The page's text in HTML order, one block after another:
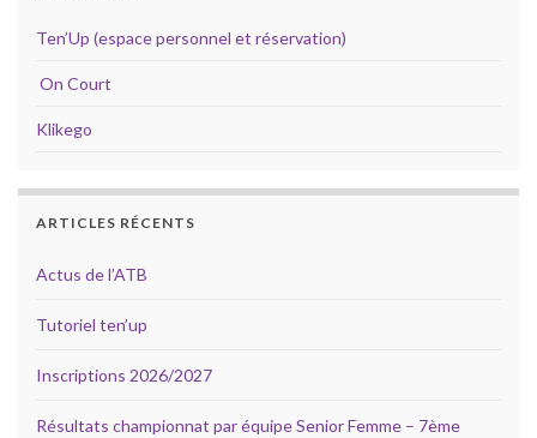
Ten’Up (espace personnel et réservation)
On Court
Klikego
ARTICLES RÉCENTS
Actus de l’ATB
Tutoriel ten’up
Inscriptions 2026/2027
Résultats championnat par équipe Senior Femme – 7ème